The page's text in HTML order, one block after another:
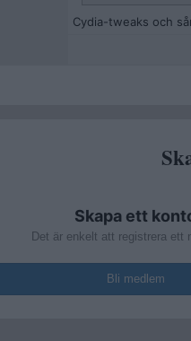
Cydia-tweaks och
Skapa ett
Det är enkelt att registrera ett
Bli medlem